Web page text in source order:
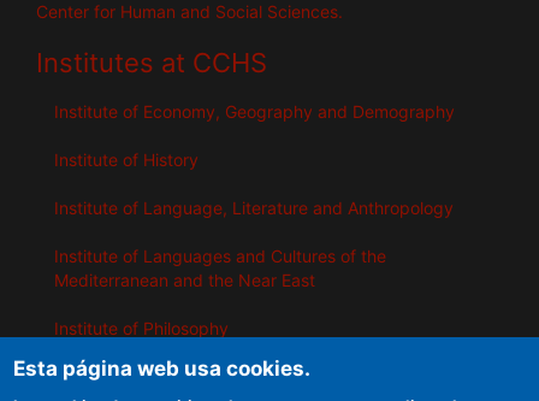
Center for Human and Social Sciences.
Institutes at CCHS
Institute of Economy, Geography and Demography
Institute of History
Institute of Language, Literature and Anthropology
Institute of Languages ​​and Cultures of the
Mediterranean and the Near East
Institute of Philosophy
Institute of Public Policies and Goods
Esta página web usa cookies.